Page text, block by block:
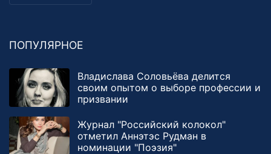
ПОПУЛЯРНОЕ
Владислава Соловьёва делится
своим опытом о выборе профессии и
призвании
Журнал "Российский колокол"
отметил Аннэтэс Рудман в
номинации "Поэзия"